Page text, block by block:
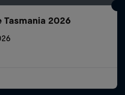
Tasmania 2026